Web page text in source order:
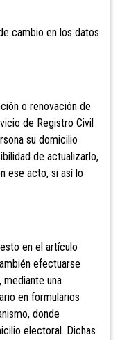
cambio en los datos
o renovación de
de Registro Civil
su domicilio
de actualizarlo,
ese acto, si así lo
en el artículo
efectuarse
una
en formularios
donde
electoral. Dichas